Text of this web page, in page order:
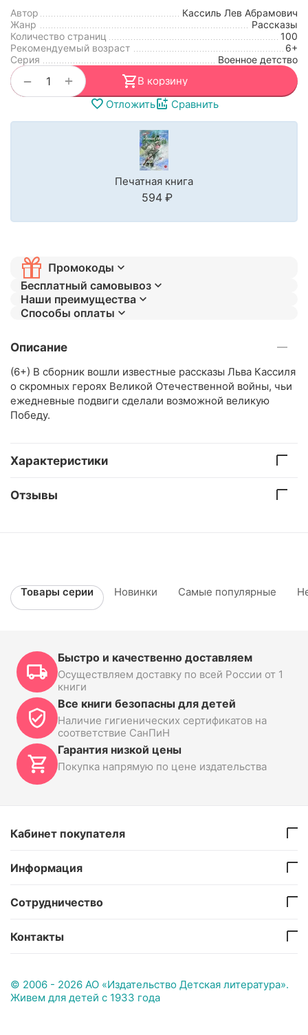
Автор
Кассиль Лев Абрамович
Жанр
Рассказы
Количество страниц
100
Рекомендуемый возраст
6+
Серия
Военное детство
+
−
В корзину
Отложить
Сравнить
Печатная книга
‍594‍ ₽
Промокоды
Бесплатный самовывоз
Наши преимущества
Способы оплаты
Описание
(6+) В сборник вошли известные рассказы Льва Кассиля
о скромных героях Великой Отечественной войны, чьи
ежедневные подвиги сделали возможной великую
Победу.
Характеристики
Отзывы
Товары серии Новинки Самые популярные
Быстро и качественно доставляем
Осуществляем доставку по всей России от 1
книги
Все книги безопасны для детей
Наличие гигиенических сертификатов на
соответствие СанПиН
Гарантия низкой цены
Покупка напрямую по цене издательства
Кабинет покупателя
Информация
Сотрудничество
Контакты
© 2006 - 2026 АО «Издательство Детская литература».
Живем для детей с 1933 года